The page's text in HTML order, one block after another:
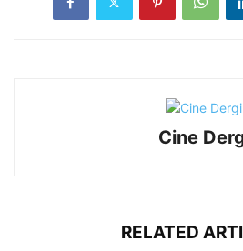
Cine
RELATED